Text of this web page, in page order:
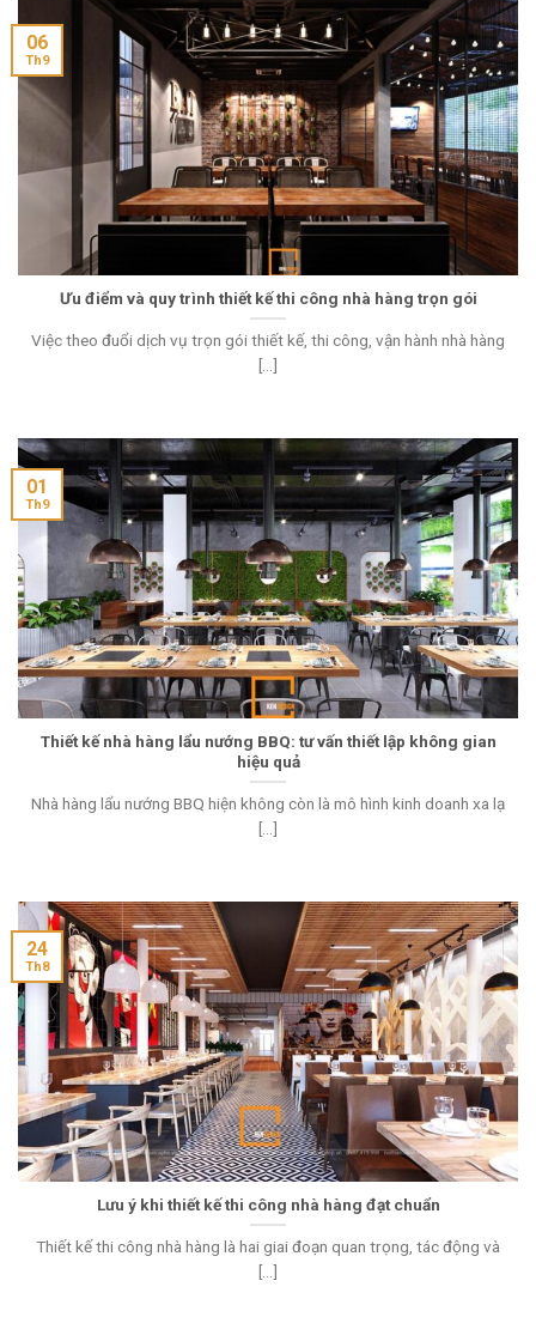
Ưu điểm và quy trình thiết kế thi công nhà hàng trọn gói
Việc theo đuổi dịch vụ trọn gói thiết kế, thi công, vận hành nhà hàng
[...]
06
Th9
Thiết kế nhà hàng lẩu nướng BBQ: tư vấn thiết lập không gian
hiệu quả
Nhà hàng lẩu nướng BBQ hiện không còn là mô hình kinh doanh xa lạ
[...]
01
Th9
Lưu ý khi thiết kế thi công nhà hàng đạt chuẩn
Thiết kế thi công nhà hàng là hai giai đoạn quan trọng, tác động và
[...]
24
Th8